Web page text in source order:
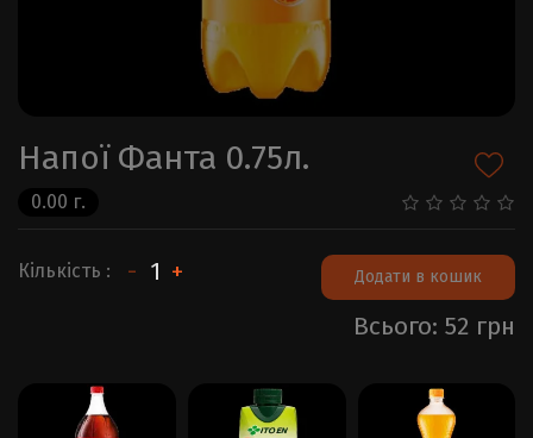
Напої Фанта 0.75л.
0.00 г.
Кількість : - + Додати в кошик
Всього: 52 грн